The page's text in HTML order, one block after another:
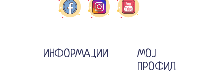
ИНФОРМАЦИИ
МОЈ
ПРОФИЛ